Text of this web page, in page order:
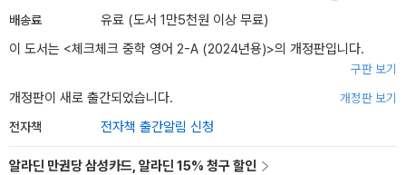
배송료
유료 (도서 1만5천원 이상 무료)
이 도서는 <체크체크 중학 영어 2-A (2024년용)>의 개정판입니다.
구판 보기
개정판이 새로 출간되었습니다. 개정판 보기
전자책 전자책 출간알림 신청
알라딘 만권당 삼성카드, 알라딘 15% 청구 할인